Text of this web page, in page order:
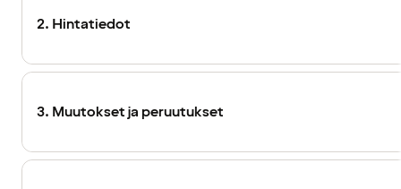
2. Hintatiedot
3. Muutokset ja peruutukset